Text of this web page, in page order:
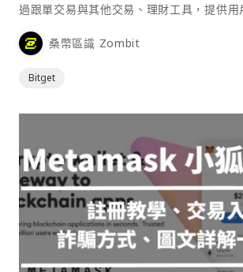
過跟單交易與其他交易、理財工具，提供用
桑幣區識 Zombit
Bitget